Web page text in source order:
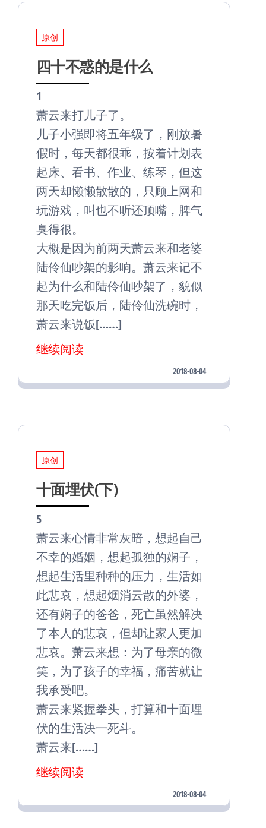
原创
四十不惑的是什么
1
萧云来打儿子了。
儿子小强即将五年级了，刚放暑
假时，每天都很乖，按着计划表
起床、看书、作业、练琴，但这
两天却懒懒散散的，只顾上网和
玩游戏，叫也不听还顶嘴，脾气
臭得很。
大概是因为前两天萧云来和老婆
陆伶仙吵架的影响。萧云来记不
起为什么和陆伶仙吵架了，貌似
那天吃完饭后，陆伶仙洗碗时，
萧云来说饭[……]
继续阅读
2018-08-04
原创
十面埋伏(下)
5
萧云来心情非常灰暗，想起自己
不幸的婚姻，想起孤独的娴子，
想起生活里种种的压力，生活如
此悲哀，想起烟消云散的外婆，
还有娴子的爸爸，死亡虽然解决
了本人的悲哀，但却让家人更加
悲哀。萧云来想：为了母亲的微
笑，为了孩子的幸福，痛苦就让
我承受吧。
萧云来紧握拳头，打算和十面埋
伏的生活决一死斗。
萧云来[……]
继续阅读
2018-08-04